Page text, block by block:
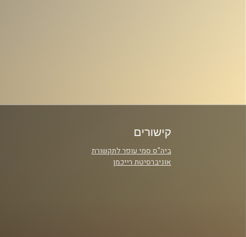
קישורים
ביה"ס סמי עופר לתקשורת
אוניברסיטת רייכמן